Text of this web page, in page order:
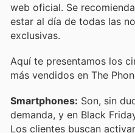
web oficial. Se
estar al día de todas las
exclusivas.
Aquí te presentamos los
más vendidos en The
Smartphones: Son, sin
demanda, y en Black
Los clientes buscan